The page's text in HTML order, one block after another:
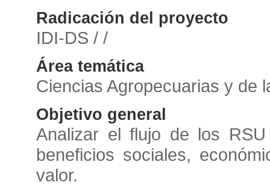
Radicación del proyecto
IDI-DS / /
Área temática
Ciencias Agropecuarias y de
Objetivo general
Analizar el flujo de los
beneficios sociales,
valor.